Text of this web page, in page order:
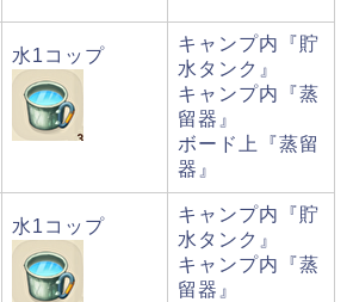
水1コップ
キャンプ内『貯
水タンク』
キャンプ内『蒸
留器』
ボード上『蒸留
器』
水1コップ
キャンプ内『貯
水タンク』
キャンプ内『蒸
留器』